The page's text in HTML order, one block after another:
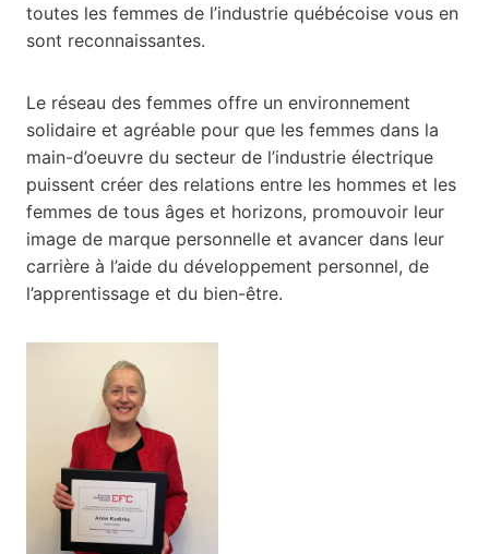
toutes les femmes de l’industrie québécoise vous en
sont reconnaissantes.
Le réseau des femmes offre un environnement
solidaire et agréable pour que les femmes dans la
main-d’oeuvre du secteur de l’industrie électrique
puissent créer des relations entre les hommes et les
femmes de tous âges et horizons, promouvoir leur
image de marque personnelle et avancer dans leur
carrière à l’aide du développement personnel, de
l’apprentissage et du bien-être.